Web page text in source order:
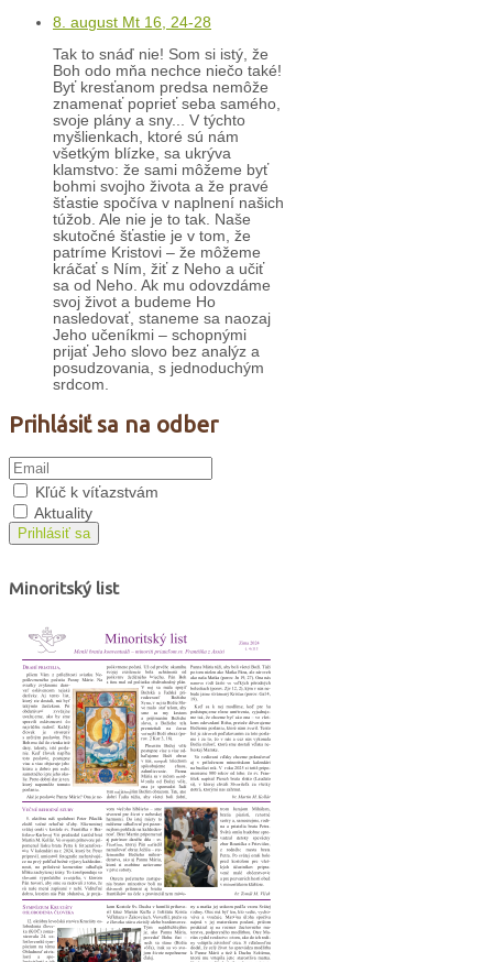
8. august Mt 16, 24-28
Tak to snáď nie! Som si istý, že
Boh odo mňa nechce niečo také!
Byť kresťanom predsa nemôže
znamenať poprieť seba samého,
svoje plány a sny... V týchto
myšlienkach, ktoré sú nám
všetkým blízke, sa ukrýva
klamstvo: že sami môžeme byť
bohmi svojho života a že pravé
šťastie spočíva v naplnení našich
túžob. Ale nie je to tak. Naše
skutočné šťastie je v tom, že
patríme Kristovi – že môžeme
kráčať s Ním, žiť z Neho a učiť
sa od Neho. Ak mu odovzdáme
svoj život a budeme Ho
nasledovať, staneme sa naozaj
Jeho učeníkmi – schopnými
prijať Jeho slovo bez analýz a
posudzovania, s jednoduchým
srdcom.
Prihlásiť sa na odber
Kľúč k víťazstvám
Aktuality
Prihlásiť sa
Minoritský list